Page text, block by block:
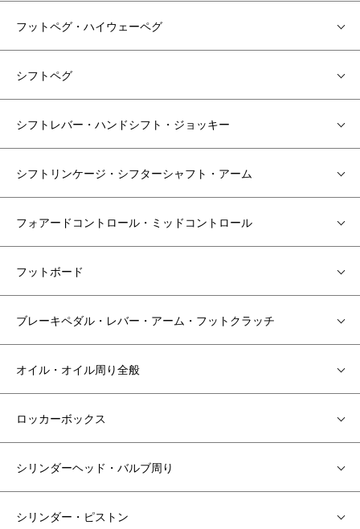
フットペグ・ハイウェーペグ
シフトペグ
シフトレバー・ハンドシフト・ジョッキー
シフトリンケージ・シフターシャフト・アーム
フォアードコントロール・ミッドコントロール
フットボード
ブレーキペダル・レバー・アーム・フットクラッチ
オイル・オイル周り全般
ロッカーボックス
シリンダーヘッド・バルブ周り
シリンダー・ピストン